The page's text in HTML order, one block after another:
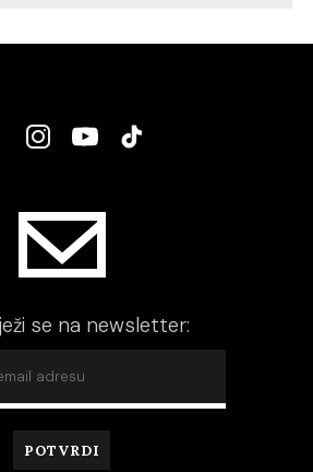
se na newsletter: